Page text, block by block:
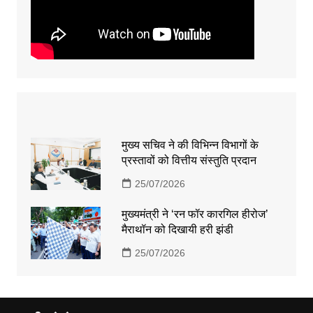
मुख्य सचिव ने की विभिन्न विभागों के
प्रस्तावों को वित्तीय संस्तुति प्रदान
25/07/2026
मुख्यमंत्री ने ‘रन फॉर कारगिल हीरोज’
मैराथॉन को दिखायी हरी झंडी
25/07/2026